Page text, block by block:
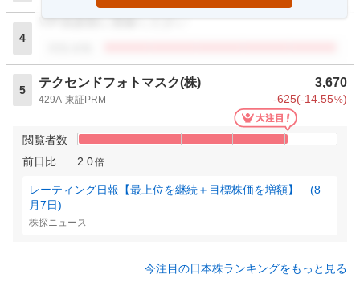
4
VIP倶楽部に登録ください
5
テクセンドフォトマスク(株) 3,670
429A 東証PRM -625(-14.55%)
閲覧者数
前日比
2.0倍
レーティング日報【最上位を継続＋目標株価を増額】 (8
月7日)
株探ニュース
今注目の日本株ランキングをもっと見る